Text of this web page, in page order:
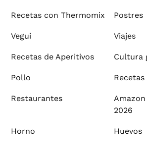
Recetas con Thermomix Postres
Vegui Viajes
Recetas de Aperitivos Cultura
Pollo
Restaurantes
2026
Horno Huevos